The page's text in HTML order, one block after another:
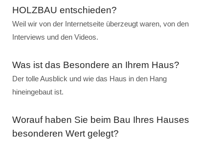
HOLZBAU entschieden?
Weil wir von der Internetseite überzeugt waren, von den
Interviews und den Videos.
Was ist das Besondere an Ihrem Haus?
Der tolle Ausblick und wie das Haus in den Hang
hineingebaut ist.
Worauf haben Sie beim Bau Ihres Hauses
besonderen Wert gelegt?